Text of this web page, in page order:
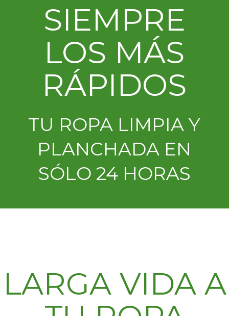
SIEMPRE
LOS MÁS
RÁPIDOS
TU ROPA LIMPIA Y
PLANCHADA EN
SÓLO 24 HORAS
LARGA VIDA A